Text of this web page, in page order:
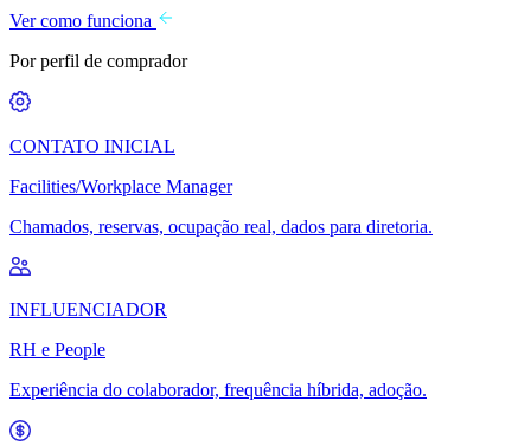
Ver como funciona
Por perfil de comprador
CONTATO INICIAL
Facilities/Workplace Manager
Chamados, reservas, ocupação real, dados para diretoria.
INFLUENCIADOR
RH e People
Experiência do colaborador, frequência híbrida, adoção.